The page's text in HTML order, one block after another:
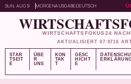
SUN, AUG 9 MORGENAUSGABEDEUTSCH
WIRTSCHAFTSFOKUS24
AKTUALISIERT 07:0716
STAR
TSEIT
E
ÜBE
R
UNS
KON
TAK
T
GESC
HICHT
E